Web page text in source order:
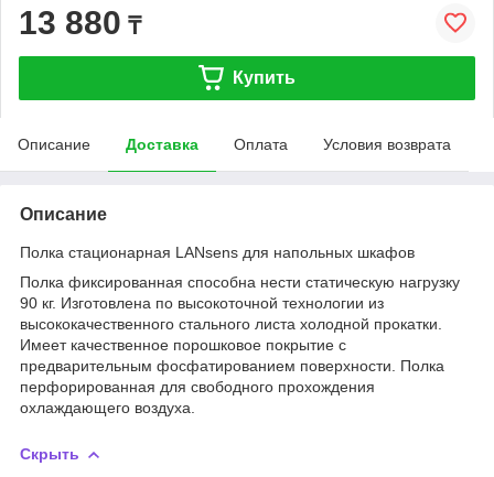
13 880 ₸
Купить
Описание Доставка Оплата Условия возврата
Описание
Полка стационарная LANsens для напольных шкафов
Полка фиксированная способна нести статическую нагрузку
90 кг. Изготовлена по высокоточной технологии из
высококачественного стального листа холодной прокатки.
Имеет качественное порошковое покрытие с
предварительным фосфатированием поверхности. Полка
перфорированная для свободного прохождения
охлаждающего воздуха.
Скрыть